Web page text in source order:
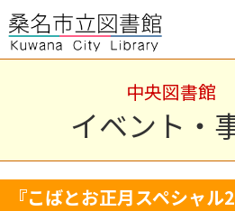
中央図書館
イベント・
『こばとお正月スペシャ